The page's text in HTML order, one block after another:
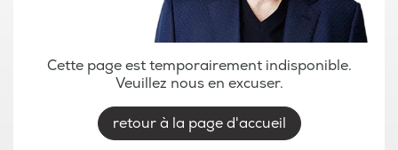
Cette page est temporairement indisponible.
Veuillez nous en excuser.
retour à la page d'accueil